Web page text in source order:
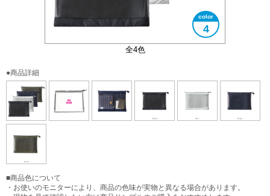
全4色
4
A4サイズ対応
使用イメージ
●商品詳細
■商品色について
・お使いのモニターにより、商品の色味が実物と異なる場合があります。